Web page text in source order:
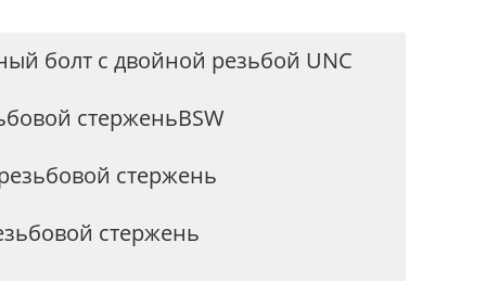
болт с двойной резьбой UNC
стерженьBSW
стержень
стержень